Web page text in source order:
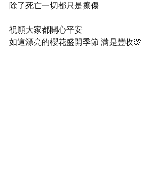
除了死亡一切都只是擦傷
祝願大家都開心平安
如這漂亮的櫻花盛開季節 满是豐收🌸